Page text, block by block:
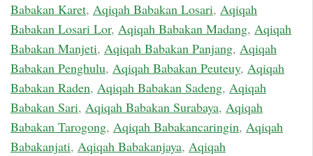
Babakan Karet, Aqiqah Babakan Losari, Aqiqah
Babakan Losari Lor, Aqiqah Babakan Madang, Aqiqah
Babakan Manjeti, Aqiqah Babakan Panjang, Aqiqah
Babakan Penghulu, Aqiqah Babakan Peuteuy, Aqiqah
Babakan Raden, Aqiqah Babakan Sadeng, Aqiqah
Babakan Sari, Aqiqah Babakan Surabaya, Aqiqah
Babakan Tarogong, Aqiqah Babakancaringin, Aqiqah
Babakanjati, Aqiqah Babakanjaya, Aqiqah